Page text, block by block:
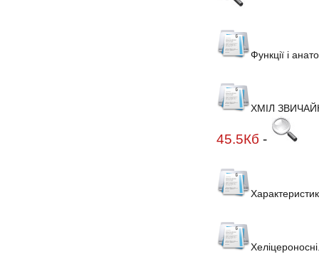
Функції і
ХМІЛ
45.5Кб -